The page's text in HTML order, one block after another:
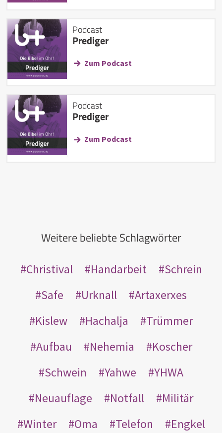
Podcast
Prediger
Zum Podcast
Podcast
Prediger
Zum Podcast
Weitere beliebte Schlagwörter
Christival Handarbeit
Schrein
Safe
Urknall
Artaxerxes
Kislew
Hachalja
Trümmer
Aufbau
Nehemia
Koscher
Schwein
Yahwe
YHWA
Neuauflage
Notfall
Militär
Winter
Oma Telefon
Engkel